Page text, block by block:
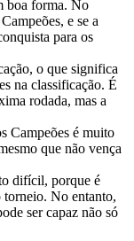
boa forma. No
e se a
para os
o que significa
na classificação. É
rodada, mas a
Campeões é muito
que não vença
difícil, porque é
No entanto,
ser capaz não só